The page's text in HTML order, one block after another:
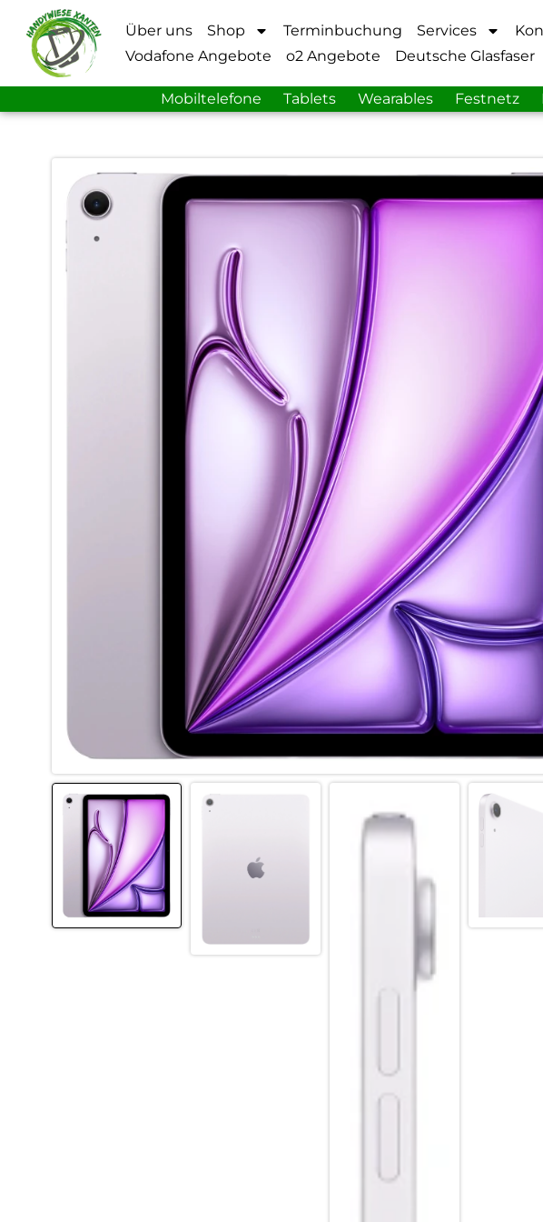
Über uns Shop Terminbuchung Services
Vodafone Angebote
o2 Angebote Deutsche Glasfaser
Mobiltelefone Tablets Wearables Festnetz